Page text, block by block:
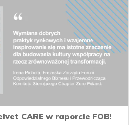
CARE w raporcie FOB!